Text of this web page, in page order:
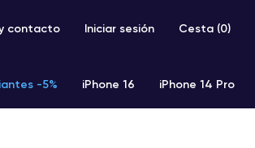
contacto Iniciar sesión Cesta (0)
-5% iPhone 16 iPhone 14 Pro